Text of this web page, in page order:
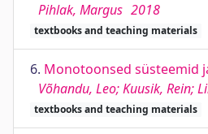
Pihlak, Margus 2018
textbooks and teaching materials
6. Monotoonsed süsteemid
Võhandu, Leo; Kuusik, Rein;
textbooks and teaching materials